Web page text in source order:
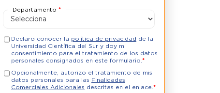
Departamento *
Declaro conocer la política de privacidad de la
Universidad Científica del Sur y doy mi
consentimiento para el tratamiento de los datos
personales consignados en este formulario. *
Opcionalmente, autorizo el tratamiento de mis
datos personales para las Finalidades
Comerciales Adicionales descritas en el enlace. *